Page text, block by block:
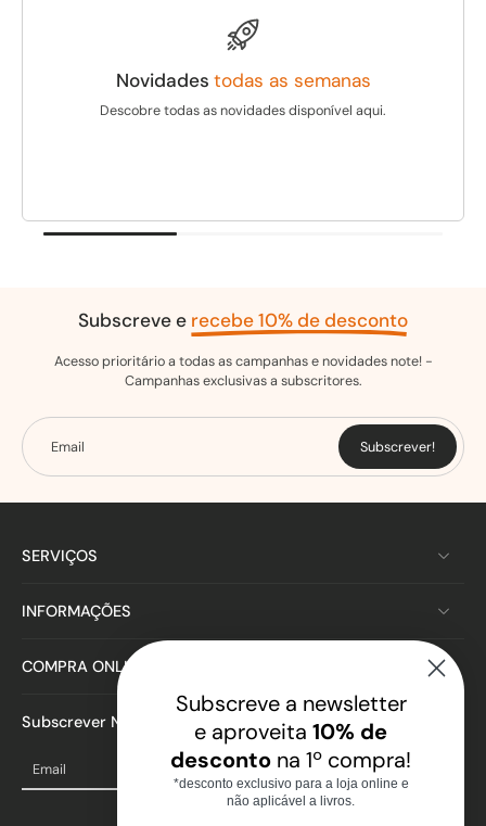
Novidades todas as semanas
Descobre todas as novidades disponível aqui.
Subscreve e recebe 10% de desconto
Acesso prioritário a todas as campanhas e novidades note! -
Campanhas exclusivas a subscritores.
Email Subscrever!
SERVIÇOS
INFORMAÇÕES
COMPRA ONLINE
Subscrever Newsletter
Email
Subscreve a newsletter
e aproveita 10% de
desconto na 1º compra!
*desconto exclusivo para a loja online e
não aplicável a livros.